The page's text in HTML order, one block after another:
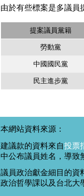
由於有些標案是多議員
提案議員黨籍
勞動黨
中國國民黨
民主進步黨
本網站資料來源：
建議款的資料來自投票
中公布議員姓名，導致
議員政治獻金細目的資
政治哲學課以及台北大